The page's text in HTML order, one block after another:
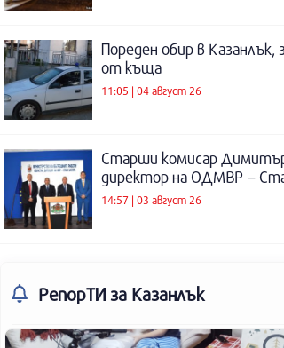
Пореден обир в Казанлък,
от къща
11:05 | 04 август 26
Старши комисар
директор на ОДМВР –
14:57 | 03 август 26
РепорТИ за Казанлък